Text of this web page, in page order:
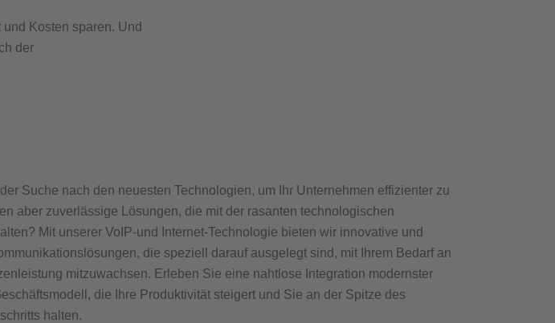
Kosten sparen. Und
der
Suche nach den neuesten Technologien, um Ihr Unternehmen effizienter zu
aber zuverlässige Lösungen, die mit der rasanten technologischen
Mit unserer VoIP-und Internet-Technologie bieten wir innovative und
die speziell darauf ausgelegt sind, mit Ihrem Bedarf an
mitzuwachsen. Erleben Sie eine nahtlose Integration modernster
die Ihre Produktivität steigert und Sie an der Spitze des
halten.